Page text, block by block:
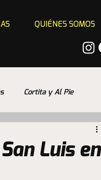
QUIÉNES SOMOS
Cortita y Al Pie
Luis en